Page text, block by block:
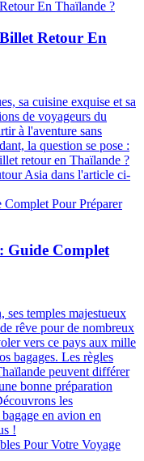
Retour En
sa cuisine exquise et sa
de voyageurs du
à l'aventure sans
la question se pose :
retour en Thaïlande ?
Asia dans l'article ci-
Guide Complet
ses temples majestueux
rêve pour de nombreux
vers ce pays aux mille
bagages. Les règles
peuvent différer
bonne préparation
les
en avion en
!